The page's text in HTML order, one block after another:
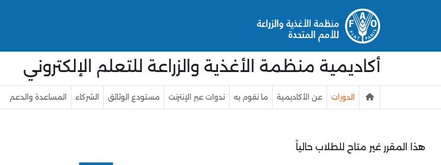
تخطى إلى المحتوى الرئيسي
أكاديمية منظمة الأغذية والزراعة للتعلم الإلكتروني
الدورات عن الأكاديمية ما نقوم به ندوات عبر الإنترنت مستودع الوثائق الشركاء المساعدة والدعم
هذا المقرر غير متاح للطلاب حالياً